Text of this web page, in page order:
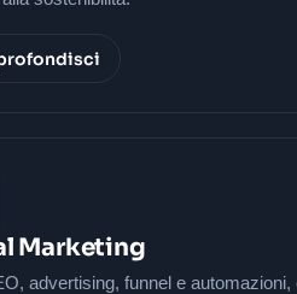
Marketing
advertising, funnel e automazioni,